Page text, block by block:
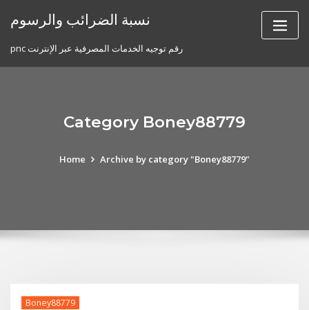
نسبة الضرائب والرسوم
pnc رقم توجيه الخدمات المصرفية عبر الإنترنت
Category Boney88779
Home Archive by category "Boney88779"
Boney88779